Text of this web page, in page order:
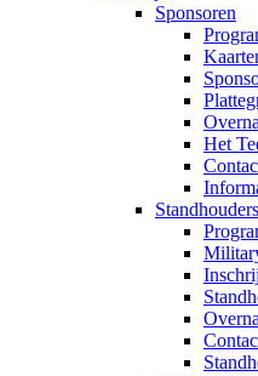
Sponsoren
Het
Standhouders